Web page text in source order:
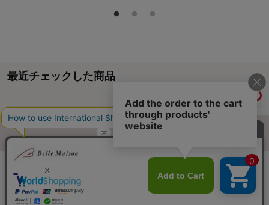
最近チェックした商品
ご利用ガイド・お知らせ
サイトマップ ベルメゾンネットTOPへ